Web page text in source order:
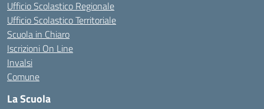
Ufficio Scolastico Regionale
Ufficio Scolastico Territoriale
Scuola in Chiaro
Iscrizioni On Line
Invalsi
Comune
La Scuola